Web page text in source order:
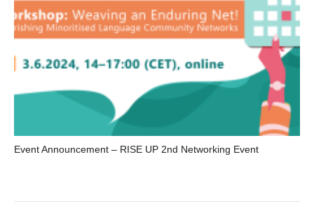
Event Announcement – RISE UP 2nd Networking Event